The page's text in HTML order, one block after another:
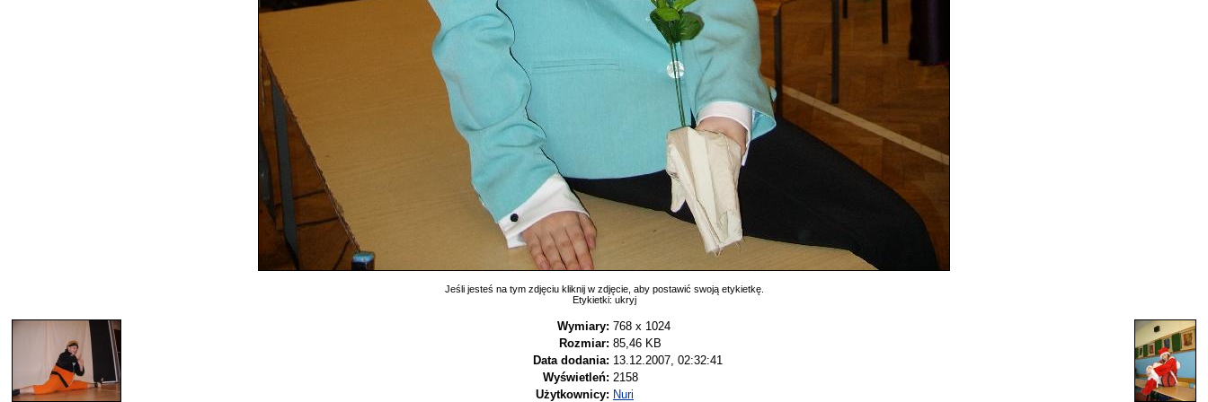
Jeśli jesteś na tym zdjęciu kliknij w zdjęcie, aby postawić swoją etykietkę.
Etykietki: ukryj
Wymiary: 768 x 1024
Rozmiar: 85,46 KB
Data dodania: 13.12.2007, 02:32:41
Wyświetleń: 2158
Użytkownicy: Nuri